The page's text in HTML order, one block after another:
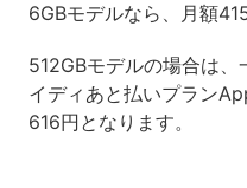
6GBモデルなら、月額
512GBモデルの場合は
イディあと払いプラン
616円となります。